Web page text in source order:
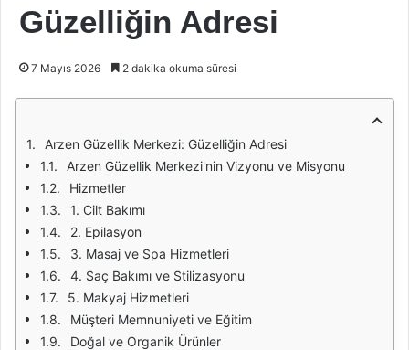
Güzelliğin Adresi
7 Mayıs 2026 2 dakika okuma süresi
Arzen Güzellik Merkezi: Güzelliğin Adresi
Arzen Güzellik Merkezi'nin Vizyonu ve Misyonu
Hizmetler
1. Cilt Bakımı
2. Epilasyon
3. Masaj ve Spa Hizmetleri
4. Saç Bakımı ve Stilizasyonu
5. Makyaj Hizmetleri
Müşteri Memnuniyeti ve Eğitim
Doğal ve Organik Ürünler